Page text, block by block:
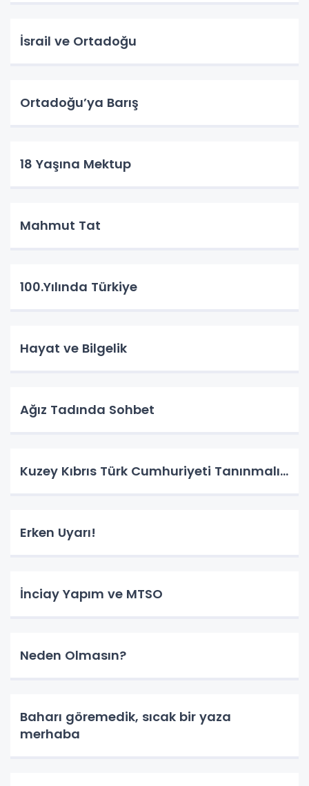
İsrail ve Ortadoğu
Ortadoğu’ya Barış
18 Yaşına Mektup
Mahmut Tat
100.Yılında Türkiye
Hayat ve Bilgelik
Ağız Tadında Sohbet
Kuzey Kıbrıs Türk Cumhuriyeti Tanınmalı…
Erken Uyarı!
İnciay Yapım ve MTSO
Neden Olmasın?
Baharı göremedik, sıcak bir yaza
merhaba